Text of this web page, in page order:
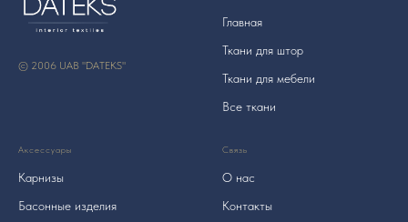
© 2006 UAB "DATEKS"
Главная
Ткани для штор
Ткани для мебели
Все ткани
Аксессуары
Карнизы
Басонные изделия
Связь
О нас
Контакты